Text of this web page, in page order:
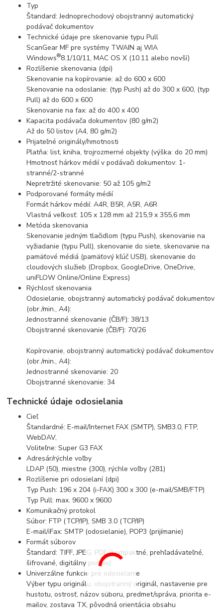
Typ
Štandard: Jednoprechodový obojstranný automatický
podávač dokumentov
Technické údaje pre skenovanie typu Pull
ScanGear MF pre systémy TWAIN aj WIA
Windows®8.1/10/11, MAC OS X (10.11 alebo novší)
Rozlíšenie skenovania (dpi)
Skenovanie na kopírovanie: až do 600 x 600
Skenovanie na odoslanie: (typ Push) až do 300 x 600, (typ
Pull) až do 600 x 600
Skenovanie na fax: až do 400 x 400
Kapacita podávača dokumentov (80 g/m2)
Až do 50 listov (A4, 80 g/m2)
Prijateľné originály/hmotnosti
Platňa: list, kniha, trojrozmerné objekty (výška: do 20 mm)
Hmotnosť hárkov médií v podávači dokumentov: 1-
stranné/2-stranné
Nepretržité skenovanie: 50 až 105 g/m2
Podporované formáty médií
Formát hárkov médií: A4R, B5R, A5R, A6R
Vlastná veľkosť: 105 x 128 mm až 215,9 x 355,6 mm
Metóda skenovania
Skenovanie jedným tlačidlom (typu Push), skenovanie na
vyžiadanie (typu Pull), skenovanie do siete, skenovanie na
pamäťové médiá (pamäťový kľúč USB), skenovanie do
cloudových služieb (Dropbox, GoogleDrive, OneDrive,
uniFLOW Online/Online Express)
Rýchlosť skenovania
Odosielanie, obojstranný automatický podávač dokumentov
(obr./min., A4):
Jednostranné skenovanie (ČB/F): 38/13
Obojstranné skenovanie (ČB/F): 70/26
Kopírovanie, obojstranný automatický podávač dokumentov
(obr./min., A4):
Jednostranné skenovanie: 20
Obojstranné skenovanie: 34
Technické údaje odosielania
Cieľ
Štandardné: E-mail/Internet FAX (SMTP), SMB3.0, FTP,
WebDAV,
Voliteľne: Super G3 FAX
Adresár/rýchle voľby
LDAP (50), miestne (300), rýchle voľby (281)
Rozlíšenie pri odosielaní (dpi)
Typ Push: 196 x 204 (i-FAX) 300 x 300 (e-mail/SMB/FTP)
Typ Pull: max. 9600 x 9600
Komunikačný protokol
Súbor: FTP (TCP/IP), SMB 3.0 (TCP/IP)
E-mail/iFax: SMTP (odosielanie), POP3 (prijímanie)
Formát súborov
Štandard: TIFF, JPEG, PDF (kompaktné, prehľadávateľné,
šifrované, digitálny podpis)
Univerzálne funkcie pre odosielanie
Výber typu originálu, obojstranný originál, nastavenie pre
hustotu, ostrosť, názov súboru, predmet/správa, priorita e-
mailov, zostava TX, pôvodná orientácia obsahu